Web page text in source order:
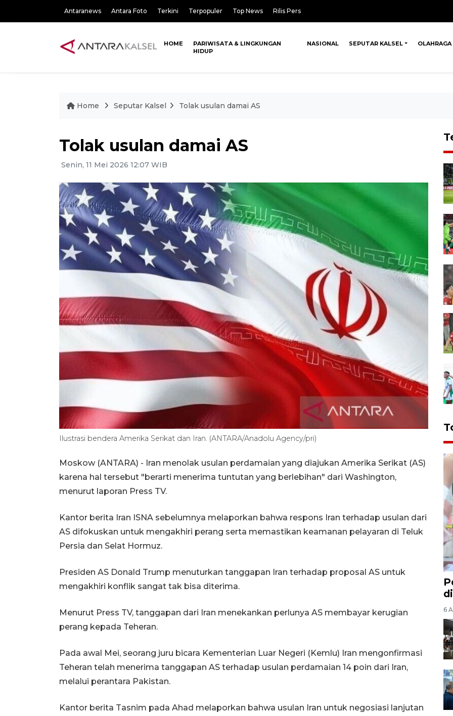
Antaranews Antara Foto Terkini Terpopuler Top News Rilis Pers
HOME
PARIWISATA & LINGKUNGAN
HIDUP
NASIONAL SEPUTAR KALSEL OLAHRAGA
Home Seputar Kalsel Tolak usulan damai AS
Tolak usulan damai AS
Senin, 11 Mei 2026 12:07 WIB
Ilustrasi bendera Amerika Serikat dan Iran. (ANTARA/Anadolu Agency/pri)
Moskow (ANTARA) - Iran menolak usulan perdamaian yang diajukan Amerika Serikat (AS)
karena hal tersebut "berarti menerima tuntutan yang berlebihan" dari Washington,
menurut laporan Press TV.
Kantor berita Iran ISNA sebelumnya melaporkan bahwa respons Iran terhadap usulan dari
AS difokuskan untuk mengakhiri perang serta memastikan keamanan pelayaran di Teluk
Persia dan Selat Hormuz.
Presiden AS Donald Trump menuturkan tanggapan Iran terhadap proposal AS untuk
mengakhiri konflik sangat tak bisa diterima.
Menurut Press TV, tanggapan dari Iran menekankan perlunya AS membayar kerugian
perang kepada Teheran.
Pada awal Mei, seorang juru bicara Kementerian Luar Negeri (Kemlu) Iran mengonfirmasi
Teheran telah menerima tanggapan AS terhadap usulan perdamaian 14 poin dari Iran,
melalui perantara Pakistan.
Kantor berita Tasnim pada Ahad melaporkan bahwa usulan Iran untuk negosiasi lanjutan
6